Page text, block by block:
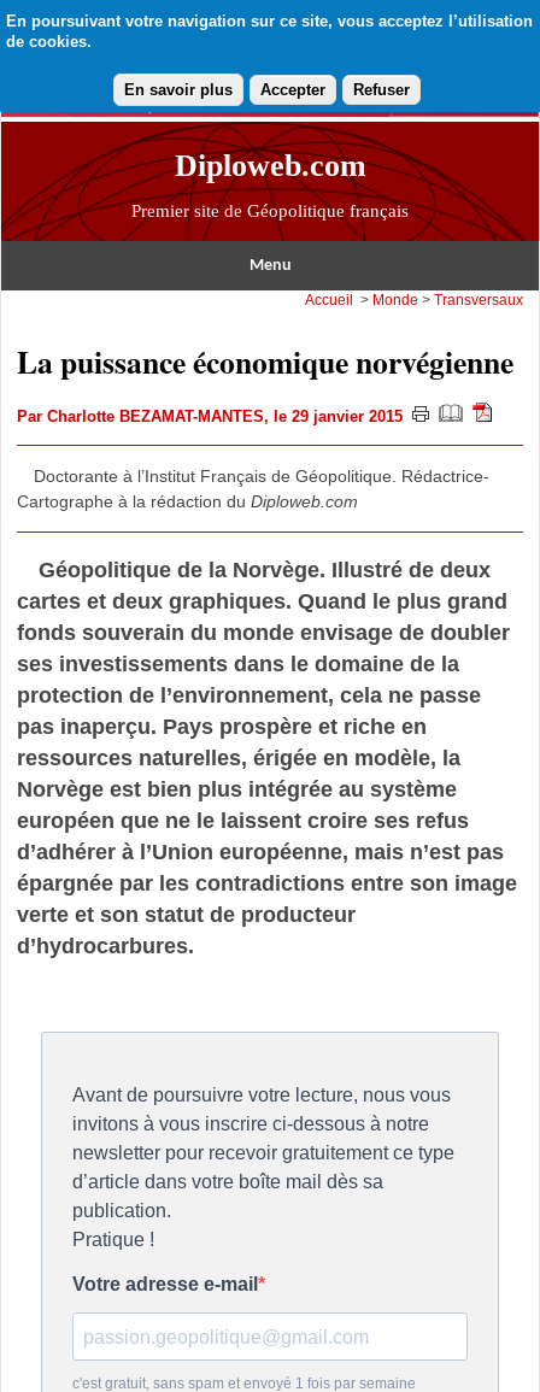
En poursuivant votre navigation sur ce site, vous acceptez l’utilisation
de cookies.
En savoir plus Accepter Refuser
Diploweb.com
Premier site de Géopolitique français
Menu
Accueil > Monde > Transversaux
La puissance économique norvégienne
Par Charlotte BEZAMAT-MANTES, le 29 janvier 2015
Doctorante à l’Institut Français de Géopolitique. Rédactrice-
Cartographe à la rédaction du Diploweb.com
Géopolitique de la Norvège. Illustré de deux
cartes et deux graphiques. Quand le plus grand
fonds souverain du monde envisage de doubler
ses investissements dans le domaine de la
protection de l’environnement, cela ne passe
pas inaperçu. Pays prospère et riche en
ressources naturelles, érigée en modèle, la
Norvège est bien plus intégrée au système
européen que ne le laissent croire ses refus
d’adhérer à l’Union européenne, mais n’est pas
épargnée par les contradictions entre son image
verte et son statut de producteur
d’hydrocarbures.